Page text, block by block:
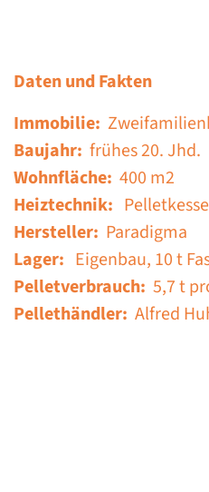
Daten und Fakten
Immobilie:
Baujahr: frühes 20. Jhd.
Wohnfläche: 400 m2
Heiztechnik:
Hersteller: Paradigma
Lager: Eigenbau, 10 t
Pelletverbrauch: 5,7 t
Pellethändler: Alfred